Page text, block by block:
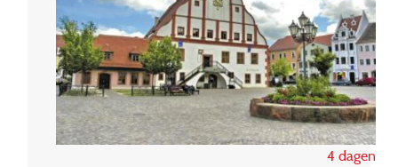
4 dagen